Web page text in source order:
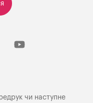
чи наступне